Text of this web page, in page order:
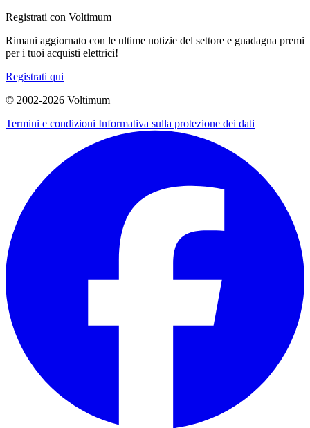
Registrati con Voltimum
Rimani aggiornato con le ultime notizie del settore e guadagna premi
per i tuoi acquisti elettrici!
Registrati qui
© 2002-2026 Voltimum
Termini e condizioni Informativa sulla protezione dei dati